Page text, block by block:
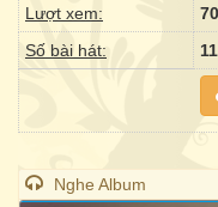
Lượt xem:
Số bài hát:
11
Nghe Album